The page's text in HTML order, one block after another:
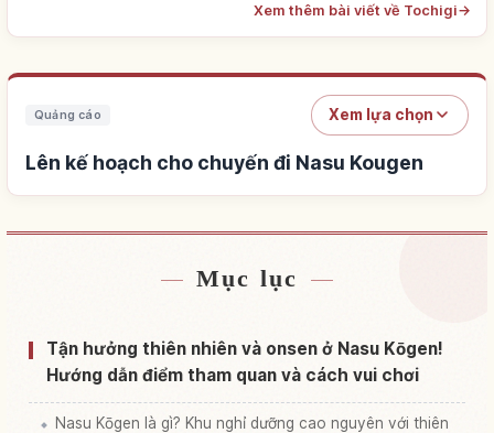
Xem thêm bài viết về Tochigi→
Quảng cáo Xem lựa chọn
Lên kế hoạch cho chuyến đi Nasu Kougen
Tìm chỗ ở gần Nasu Kougen
Tìm trải nghiệm tại Nasu Kougen↗
Mục lục
Tận hưởng thiên nhiên và onsen ở Nasu Kōgen!
Hướng dẫn điểm tham quan và cách vui chơi
Nasu Kōgen là gì? Khu nghỉ dưỡng cao nguyên với thiên